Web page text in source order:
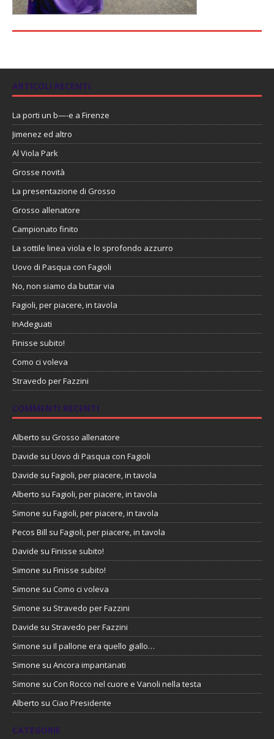
ARTICOLI RECENTI
La porti un b—-e a Firenze
Jimenez ed altro
Al Viola Park
Grosse novità
La presentazione di Grosso
Grosso allenatore
Campionato finito
La sottile linea viola e lo sprofondo azzurro
Uovo di Pasqua con Fagioli
No, non siamo da buttar via
Fagioli, per piacere, in tavola
InAdeguati
Finisse subito!
Como ci voleva
Stravedo per Fazzini
COMMENTI RECENTI
Alberto su Grosso allenatore
Davide su Uovo di Pasqua con Fagioli
Davide su Fagioli, per piacere, in tavola
Alberto su Fagioli, per piacere, in tavola
Simone su Fagioli, per piacere, in tavola
Pecos Bill su Fagioli, per piacere, in tavola
Davide su Finisse subito!
Simone su Finisse subito!
Simone su Como ci voleva
Simone su Stravedo per Fazzini
Davide su Stravedo per Fazzini
Simone su Il pallone era quello giallo…
Simone su Ancora impantanati
Simone su Con Rocco nel cuore e Vanoli nella testa
Alberto su Ciao Presidente
CATEGORIE